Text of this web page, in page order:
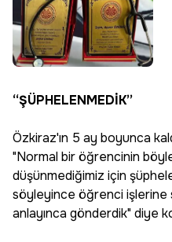
“ŞÜPHELENMEDİK”
Özkiraz'ın 5 ay boyunca
"Normal bir öğrencinin
düşünmediğimiz için
söyleyince öğrenci işlerine
anlayınca gönderdik" diye